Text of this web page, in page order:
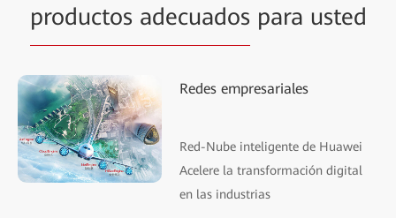
productos adecuados para usted
Redes empresariales
Red-Nube inteligente de Huawei
Acelere la transformación digital
en las industrias